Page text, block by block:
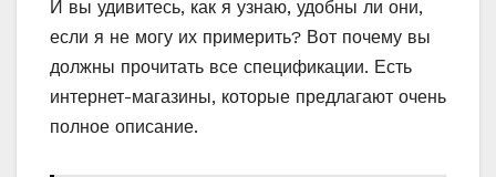
И вы удивитесь, как я узнаю, удобны ли они,
если я не могу их примерить? Вот почему вы
должны прочитать все спецификации. Есть
интернет-магазины, которые предлагают очень
полное описание.